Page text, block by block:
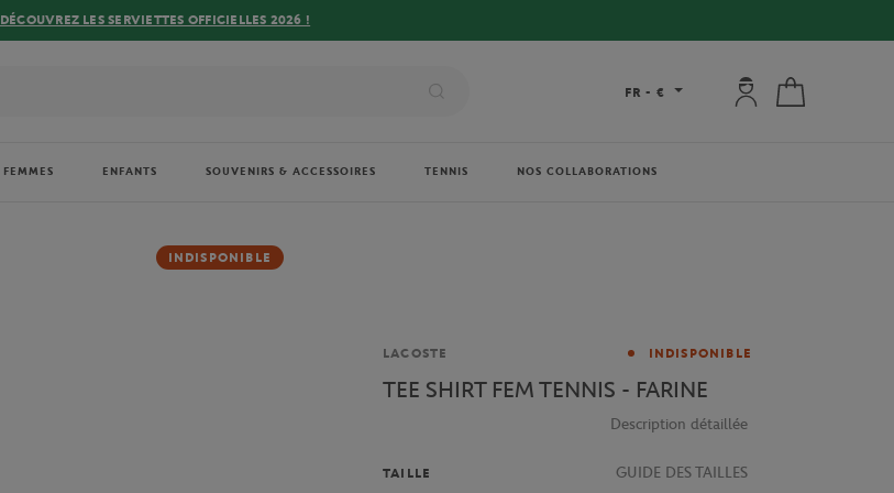
DÉCOUVREZ LES SERVIETTES OFFICIELLES 2026 !
FR - € Mon compte : se
FEMMES ENFANTS SOUVENIRS & ACCESSOIRES TENNIS NOS COLLABORATIONS
INDISPONIBLE
Marque
LACOSTE INDISPONIBLE
TEE SHIRT FEM TENNIS - FARINE
Description détaillée
TAILLE GUIDE DES TAILLES